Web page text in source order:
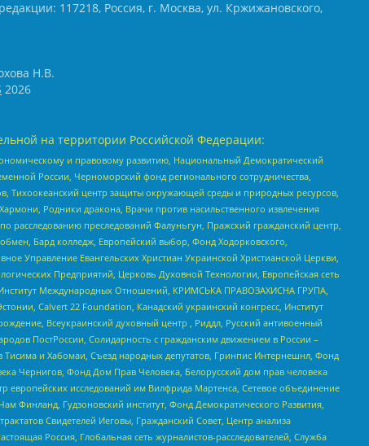
117218, Россия, г. Москва, ул. Кржижановского,
Н.В.
2026
на территории Российской Федерации:
и правовому развитию, Национальный Демократический
России, Черноморский фонд регионального сотрудничества,
Тихоокеанский центр защиты окружающей среды и природных ресурсов,
Родники дракона, Врачи против насильственного извлечения
расследованию преследований Фалуньгун, Пражский гражданский центр,
Бард колледж, Европейский выбор, Фонд Ходорковского,
Управление Евангельских Христиан Украинской Христианской Церкви,
Предприятий, Церковь Духовной Технологии, Европейская сеть
Международных Отношений, КРИМСЬКА ПРАВОЗАХИСНА ГРУПА,
Calvert 22 Foundation, Канадский украинский конгресс, Институт
Всеукраинский духовный центр , Риддл, Русский антивоенный
ПостРоссии, Солидарность с гражданским движением в России –
Тисима и Хабомаи, Съезд народных депутатов, Гринпис Интернешнл, Фонд
Чернигов, Фонд Дом Прав Человека, Белорусский дом прав человека
европейских исследований им Вилфрида Мартенса, Сетевое объединение
Финланд, Гудзоновский институт, Фонд Демократического Развития,
Свидетелей Иеговы, Гражданский Совет, Центр анализа
Россия, Глобальная сеть журналистов-расследователей, Служба